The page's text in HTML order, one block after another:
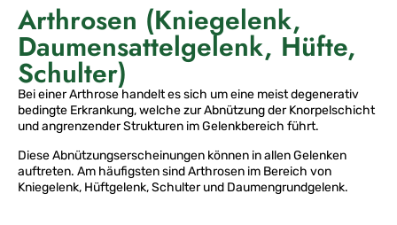
Arthrosen (Kniegelenk,
Daumensattelgelenk, Hüfte,
Schulter)
Bei einer Arthrose handelt es sich um eine meist degenerativ
bedingte Erkrankung, welche zur Abnützung der Knorpelschicht
und angrenzender Strukturen im Gelenkbereich führt.
Diese Abnützungserscheinungen können in allen Gelenken
auftreten. Am häufigsten sind Arthrosen im Bereich von
Kniegelenk, Hüftgelenk, Schulter und Daumengrundgelenk.